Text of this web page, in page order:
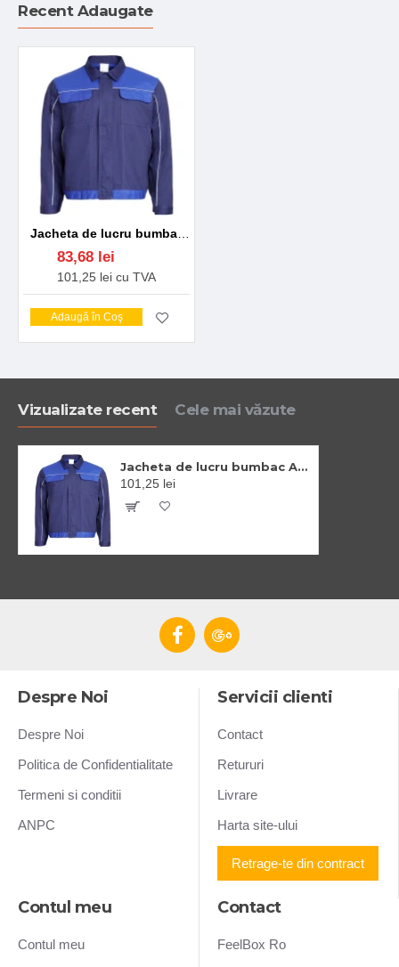
Recent Adaugate
83,68 lei
101,25 lei cu TVA
Adaugă în Coş
Vizualizate recent Cele mai văzute
Jacheta de lucru bumbac Asimov, densitate 240g/m2, bleumarin/albastru
101,25 lei
Despre Noi
Despre Noi
Politica de Confidentialitate
Termeni si conditii
ANPC
Servicii clienti
Contact
Retururi
Livrare
Harta site-ului
Retrage-te din contract
Contul meu
Contul meu
Contact
FeelBox Ro